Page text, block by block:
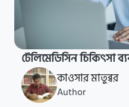
টেলিমেডিসিন চিকিৎসা
কাওসার মাতুব্বর
Author